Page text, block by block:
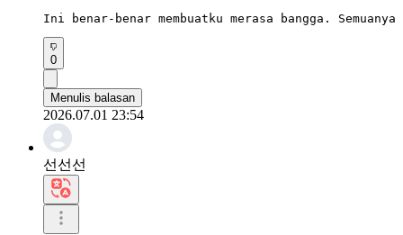
Ini benar-benar membuatku merasa bangga.
0
Menulis balasan
2026.07.01 23:54
선선선